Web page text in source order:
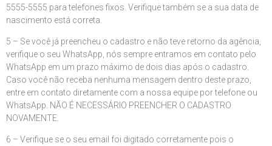
5555-5555 para telefones fixos. Verifique também se a sua data de
nascimento está correta.
5 – Se você já preencheu o cadastro e não teve retorno da agência,
verifique o seu WhatsApp, nós sempre entramos em contato pelo
WhatsApp em um prazo máximo de dois dias após o cadastro.
Caso você não receba nenhuma mensagem dentro deste prazo,
entre em contato diretamente com a nossa equipe por telefone ou
WhatsApp. NÃO É NECESSÁRIO PREENCHER O CADASTRO
NOVAMENTE.
6 – Verifique se o seu email foi digitado corretamente pois o